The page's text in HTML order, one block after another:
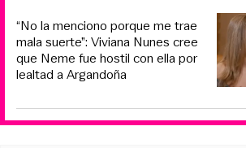
“No la menciono porque me trae
mala suerte”: Viviana Nunes cree
que Neme fue hostil con ella por
lealtad a Argandoña